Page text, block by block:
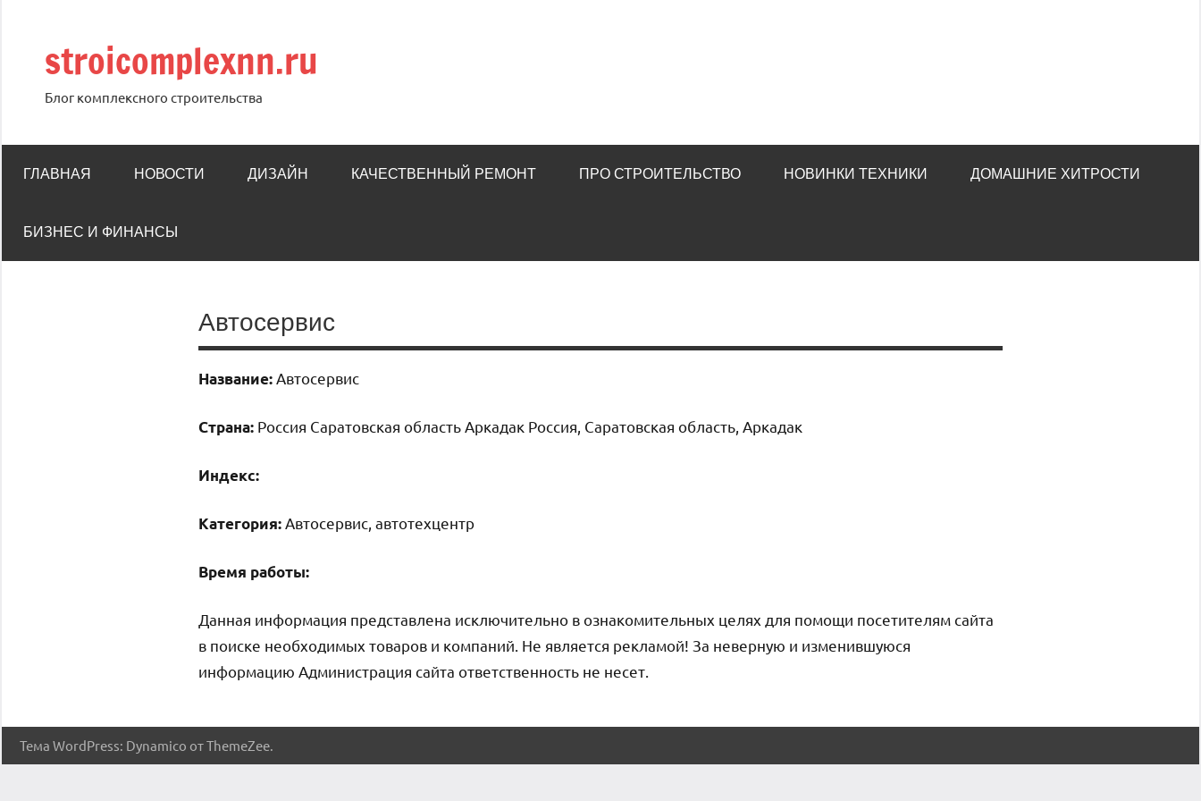
содержимому
stroicomplexnn.ru
Блог комплексного строительства
ГЛАВНАЯ НОВОСТИ ДИЗАЙН КАЧЕСТВЕННЫЙ РЕМОНТ ПРО СТРОИТЕЛЬСТВО НОВИНКИ ТЕХНИКИ ДОМАШНИЕ ХИТРОСТИ
БИЗНЕС И ФИНАНСЫ
Автосервис
Название: Автосервис
Страна: Россия Саратовская область Аркадак Россия, Саратовская область, Аркадак
Индекс:
Категория: Автосервис, автотехцентр
Время работы:
Данная информация представлена исключительно в ознакомительных целях для помощи посетителям сайта
в поиске необходимых товаров и компаний. Не является рекламой! За неверную и изменившуюся
информацию Администрация сайта ответственность не несет.
Тема WordPress: Dynamico от ThemeZee.